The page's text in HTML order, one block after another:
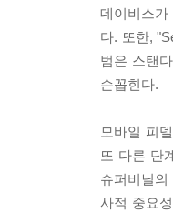
데이비스
다. 또한,
범은 스탠
손꼽힌다.
모바일 피
또 다른 단
슈퍼비닐
사적 중요